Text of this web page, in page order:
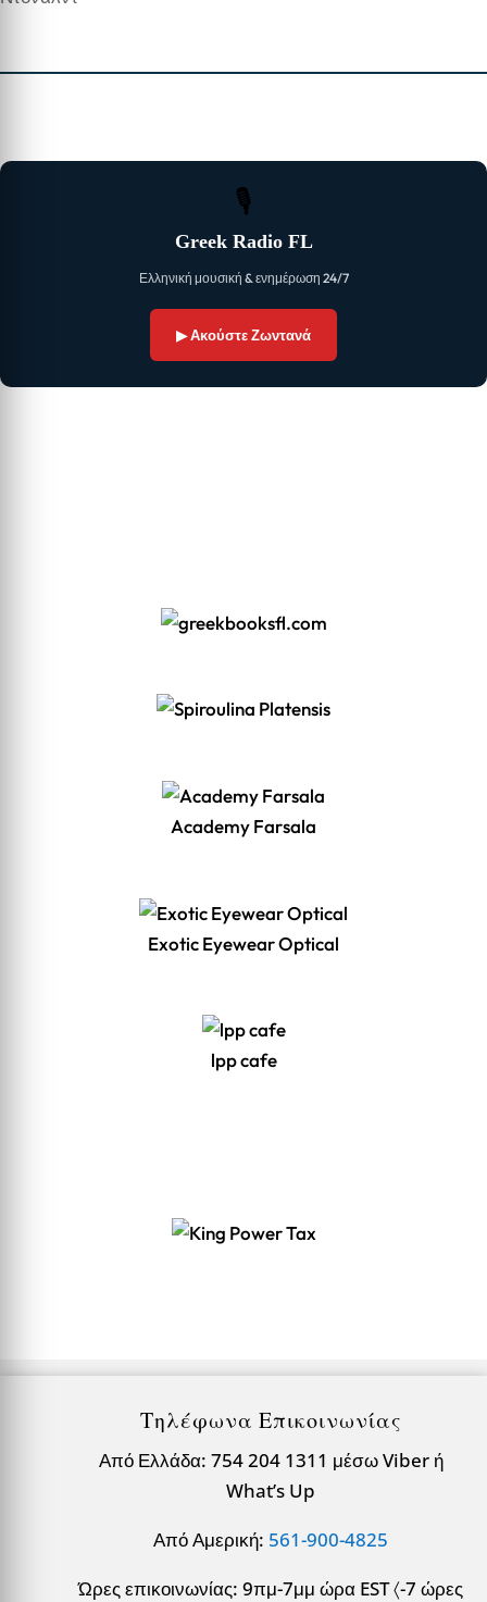
🎙
Greek Radio FL
Ελληνική μουσική & ενημέρωση 24/7
▶ Ακούστε Ζωντανά
Academy Farsala
Exotic Eyewear Optical
lpp cafe
Τηλέφωνα Επικοινωνίας
Από Ελλάδα: 754 204 1311 μέσω Viber ή
What’s Up
Από Αμερική: 561-900-4825
Ώρες επικοινωνίας: 9πμ-7μμ ώρα EST 〈-7 ώρες